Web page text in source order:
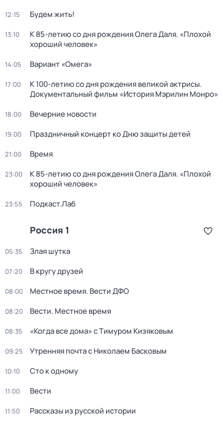
12:15 Будем жить!
13:10
К 85-летию со дня рождения Олега Даля. «Плохой
хороший человек»
14:05 Вариант «Омега»
17:00
К 100-летию со дня рождения великой актрисы.
Документальный фильм «История Мэрилин Монро»
18:00 Вечерние новости
19:00 Праздничный концерт ко Дню защиты детей
21:00 Время
23:00
К 85-летию со дня рождения Олега Даля. «Плохой
хороший человек»
23:55 Подкаст.Лаб
Россия 1
05:35 Злая шутка
07:20 В кругу друзей
08:00 Местное время. Вести ДФО
08:20 Вести. Местное время
08:35 «Когда все дома» с Тимуром Кизяковым
09:25 Утренняя почта с Николаем Басковым
10:10 Сто к одному
11:00 Вести
11:50 Рассказы из русской истории